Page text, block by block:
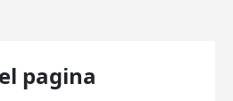
pagina